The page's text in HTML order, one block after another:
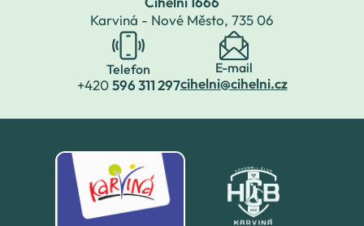
Karviná - Nové Město, 735 06
Telefon
+420596 311 297
E-mail
cihelni@cihelni.cz